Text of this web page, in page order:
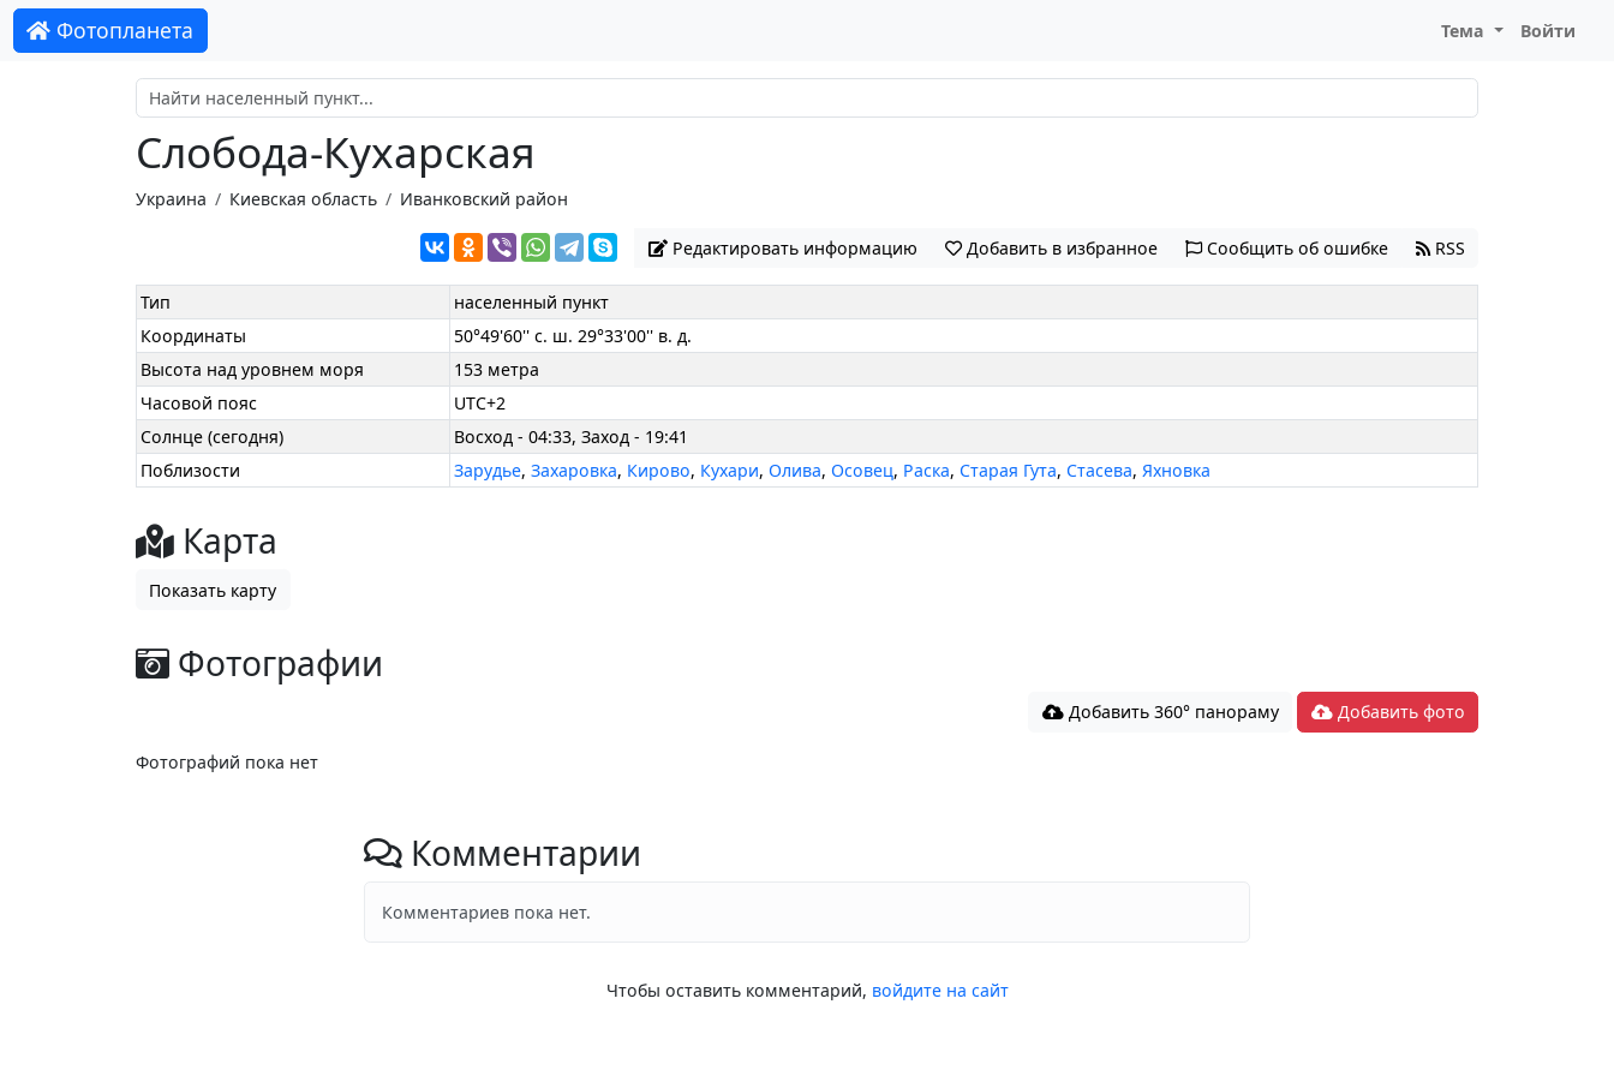
Фотопланета Тема Войти
Слобода-Кухарская
Украина Киевская область Иванковский район
Редактировать информацию Добавить в избранное Сообщить об ошибке RSS
Тип
населенный пункт
Координаты
50°49'60'' с. ш. 29°33'00'' в. д.
Высота над уровнем моря
153 метра
Часовой пояс
UTC+2
Солнце (сегодня)
Восход - 04:33, Заход - 19:41
Поблизости
Зарудье,Захаровка, Кирово, Кухари,Олива,Осовец, Раска, Старая Гута, Стасева,Яхновка
Карта
Показать карту
Фотографии
Добавить 360° панораму Добавить фото
Фотографий пока нет
Комментарии
Комментариев пока нет.
Чтобы оставить комментарий, войдите на сайт